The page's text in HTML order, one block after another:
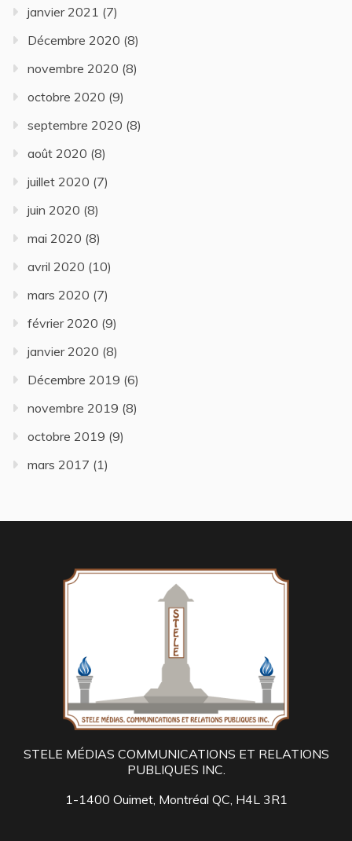
janvier 2021 (7)
Décembre 2020 (8)
novembre 2020 (8)
octobre 2020 (9)
septembre 2020 (8)
août 2020 (8)
juillet 2020 (7)
juin 2020 (8)
mai 2020 (8)
avril 2020 (10)
mars 2020 (7)
février 2020 (9)
janvier 2020 (8)
Décembre 2019 (6)
novembre 2019 (8)
octobre 2019 (9)
mars 2017 (1)
STELE MÉDIAS COMMUNICATIONS ET RELATIONS
PUBLIQUES INC.
1-1400 Ouimet, Montréal QC, H4L 3R1